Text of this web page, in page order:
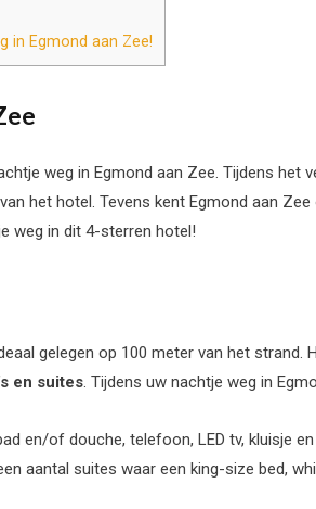
in Egmond aan Zee!
weg in Egmond aan Zee. Tijdens het
het hotel. Tevens kent Egmond aan
weg in dit 4-sterren hotel!
gelegen op 100 meter van het strand.
en suites. Tijdens uw nachtje weg in
en/of douche, telefoon, LED tv, kluisje
aantal suites waar een king-size bed,